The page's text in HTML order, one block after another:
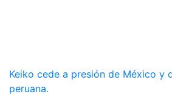
Keiko cede a presión de México y
peruana.